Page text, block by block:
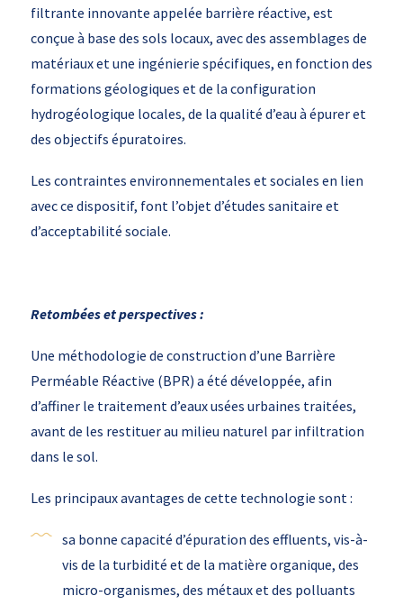
filtrante innovante appelée barrière réactive, est
conçue à base des sols locaux, avec des assemblages de
matériaux et une ingénierie spécifiques, en fonction des
formations géologiques et de la configuration
hydrogéologique locales, de la qualité d’eau à épurer et
des objectifs épuratoires.
Les contraintes environnementales et sociales en lien
avec ce dispositif, font l’objet d’études sanitaire et
d’acceptabilité sociale.
Retombées et perspectives :
Une méthodologie de construction d’une Barrière
Perméable Réactive (BPR) a été développée, afin
d’affiner le traitement d’eaux usées urbaines traitées,
avant de les restituer au milieu naturel par infiltration
dans le sol.
Les principaux avantages de cette technologie sont :
sa bonne capacité d’épuration des effluents, vis-à-
vis de la turbidité et de la matière organique, des
micro-organismes, des métaux et des polluants